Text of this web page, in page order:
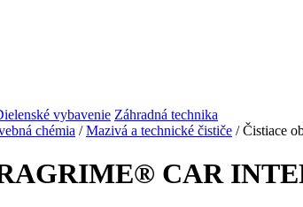
vybavenie Záhradná technika
chémia /Mazivá a technické čističe / Čistiace
CAR